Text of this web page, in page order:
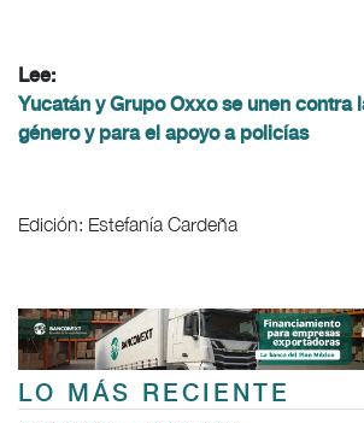
Lee:
Yucatán y Grupo Oxxo se unen contra
género y para el apoyo a policías
Edición: Estefanía Cardeña
LO MÁS RECIENTE